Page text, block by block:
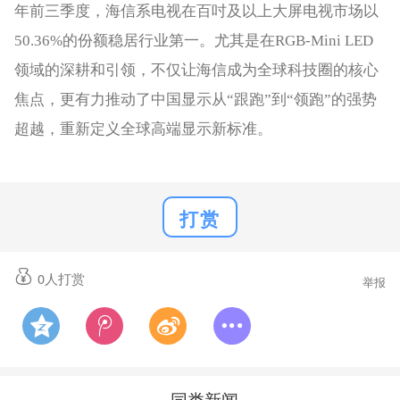
年前三季度，海信系电视在百吋及以上大屏电视市场以
50.36%的份额稳居行业第一。尤其是在RGB-Mini LED
领域的深耕和引领，不仅让海信成为全球科技圈的核心
焦点，更有力推动了中国显示从“跟跑”到“领跑”的强势
超越，重新定义全球高端显示新标准。
打赏
0人打赏 举报